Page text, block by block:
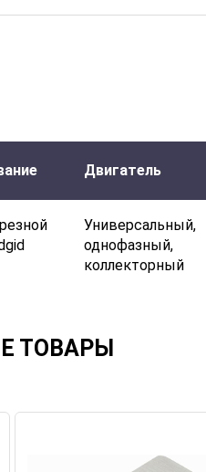
Двигатель
Универсальный,
однофазный,
коллекторный
ТОВАРЫ